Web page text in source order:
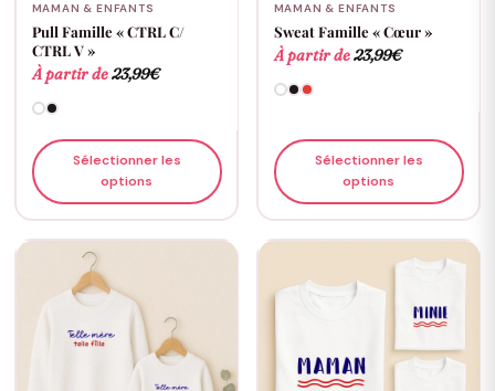
MAMAN & ENFANTS
Pull Famille « CTRL C/
CTRL V »
À partir de23,99€
Sélectionner les
options
MAMAN & ENFANTS
Sweat Famille « Cœur »
À partir de23,99€
Sélectionner les
options